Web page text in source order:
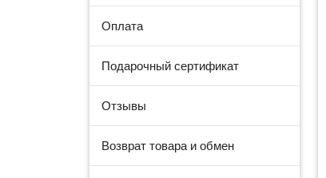
Оплата
Подарочный сертификат
Отзывы
Возврат товара и обмен